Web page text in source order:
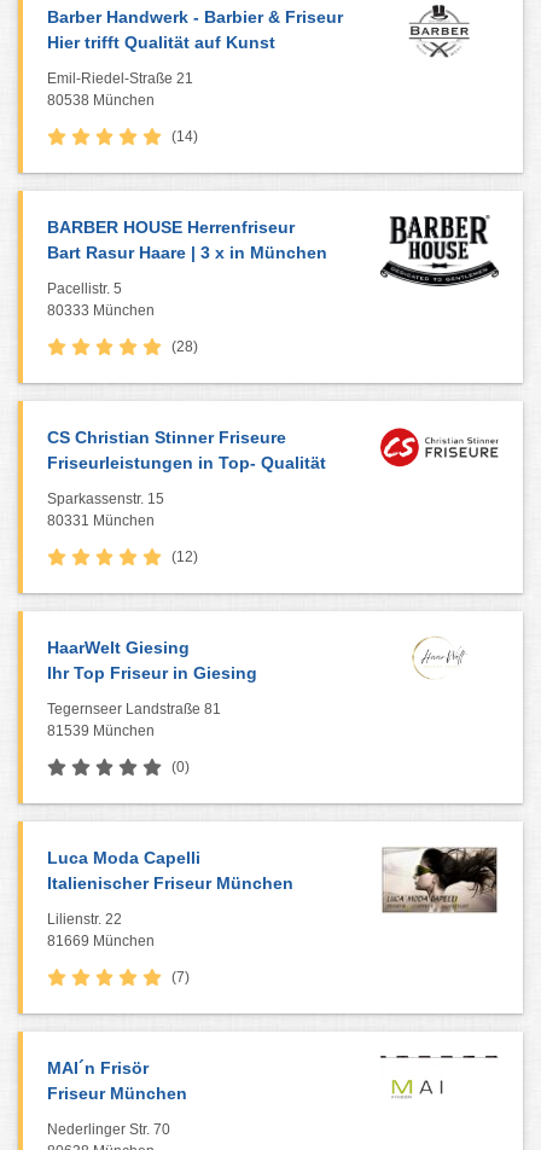
Barber Handwerk - Barbier & Friseur
Hier trifft Qualität auf Kunst
Emil-Riedel-Straße 21
80538 München
(14)
BARBER HOUSE Herrenfriseur
Bart Rasur Haare | 3 x in München
Pacellistr. 5
80333 München
(28)
CS Christian Stinner Friseure
Friseurleistungen in Top- Qualität
Sparkassenstr. 15
80331 München
(12)
HaarWelt Giesing
Ihr Top Friseur in Giesing
Tegernseer Landstraße 81
81539 München
(0)
Luca Moda Capelli
Italienischer Friseur München
Lilienstr. 22
81669 München
(7)
MAI´n Frisör
Friseur München
Nederlinger Str. 70